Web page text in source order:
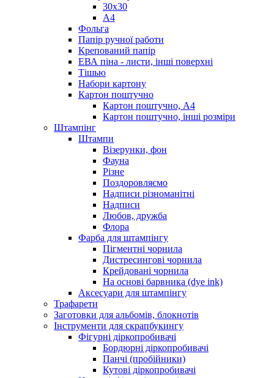
30х30
А4
Фольга
Папір ручної работи
Крепований папір
ЕВА піна - листи, інші поверхні
Тішью
Набори картону
Картон поштучно
Картон поштучно, А4
Картон поштучно, інші розміри
Штампінг
Штампи
Візерунки, фон
Фауна
Різне
Поздоровляємо
Надписи різноманітні
Надписи
Любов, дружба
Флора
Фарба для штампінгу
Пігментні чорнила
Дистресингові чорнила
Крейдовані чорнила
На основі барвника (dye ink)
Аксесуари для штампінгу
Трафарети
Заготовки для альбомів, блокнотів
Інструменти для скрапбукингу
Фігурні діркопробивачі
Бордюрні діркопробивачі
Панчі (пробійники)
Кутові діркопробивачі